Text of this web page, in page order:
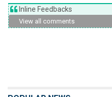
Inline Feedbacks
View all comments